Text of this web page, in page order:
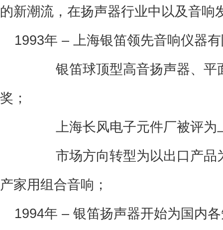
的新潮流，在扬声器行业中以及音响
年 – 上海银笛领先音响仪器
银笛球顶型高音扬声器、平面
奖；
上海长风电子元件厂被评为上
市场方向转型为以出口产品为
产家用组合音响；
年 – 银笛扬声器开始为国内